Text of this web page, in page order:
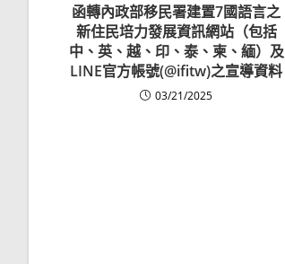
函轉內政部移民署建置7國語言之
新住民培力發展資訊網站（包括
中、英、越、印、泰、柬、緬）及
LINE官方帳號(@ifitw)之宣導資料
03/21/2025